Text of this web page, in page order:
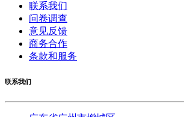
联系我们
问卷调查
意见反馈
商务合作
条款和服务
联系我们